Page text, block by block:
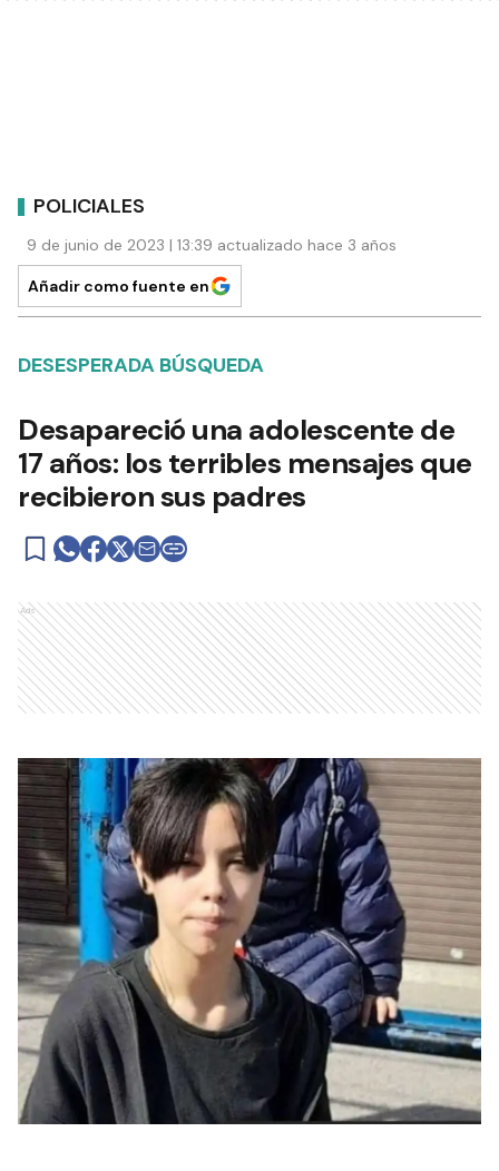
POLICIALES
9 de junio de 2023 | 13:39 actualizado hace 3 años
Añadir como fuente en
DESESPERADA BÚSQUEDA
Desapareció una adolescente de
17 años: los terribles mensajes que
recibieron sus padres
Ads